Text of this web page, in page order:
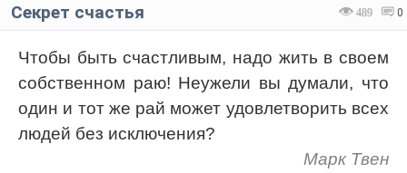
489 0
Секрет счастья
Чтобы быть счастливым, надо жить в своем
собственном раю! Неужели вы думали, что
один и тот же рай может удовлетворить всех
людей без исключения?
Марк Твен